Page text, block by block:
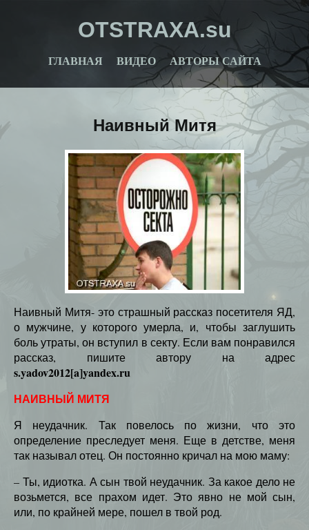
OTSTRAXA.su
ГЛАВНАЯ ВИДЕО АВТОРЫ САЙТА
Наивный Митя
Наивный Митя- это страшный рассказ посетителя ЯД,
о мужчине, у которого умерла, и, чтобы заглушить
боль утраты, он вступил в секту. Если вам понравился
рассказ, пишите автору на адрес
s.yadov2012[a]yandex.ru
НАИВНЫЙ МИТЯ
Я неудачник. Так повелось по жизни, что это
определение преследует меня. Еще в детстве, меня
так называл отец. Он постоянно кричал на мою маму:
– Ты, идиотка. А сын твой неудачник. За какое дело не
возьмется, все прахом идет. Это явно не мой сын,
или, по крайней мере, пошел в твой род.